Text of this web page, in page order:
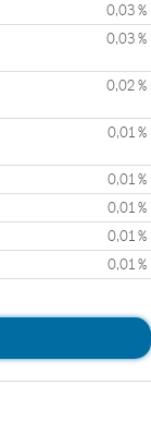
0,03 %
0,03 %
0,02 %
0,01 %
0,01 %
0,01 %
0,01 %
0,01 %